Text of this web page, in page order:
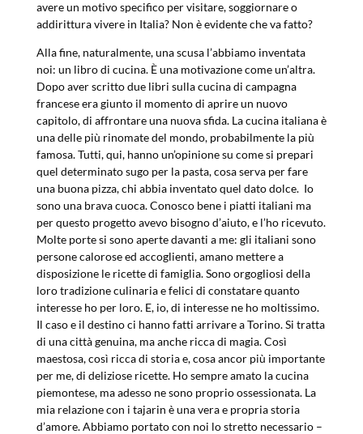
avere un motivo specifico per visitare, soggiornare o
addirittura vivere in Italia? Non è evidente che va fatto?
Alla fine, naturalmente, una scusa l’abbiamo inventata
noi: un libro di cucina. È una motivazione come un’altra.
Dopo aver scritto due libri sulla cucina di campagna
francese era giunto il momento di aprire un nuovo
capitolo, di affrontare una nuova sfida. La cucina italiana è
una delle più rinomate del mondo, probabilmente la più
famosa. Tutti, qui, hanno un’opinione su come si prepari
quel determinato sugo per la pasta, cosa serva per fare
una buona pizza, chi abbia inventato quel dato dolce. Io
sono una brava cuoca. Conosco bene i piatti italiani ma
per questo progetto avevo bisogno d’aiuto, e l’ho ricevuto.
Molte porte si sono aperte davanti a me: gli italiani sono
persone calorose ed accoglienti, amano mettere a
disposizione le ricette di famiglia. Sono orgogliosi della
loro tradizione culinaria e felici di constatare quanto
interesse ho per loro. E, io, di interesse ne ho moltissimo.
Il caso e il destino ci hanno fatti arrivare a Torino. Si tratta
di una città genuina, ma anche ricca di magia. Così
maestosa, così ricca di storia e, cosa ancor più importante
per me, di deliziose ricette. Ho sempre amato la cucina
piemontese, ma adesso ne sono proprio ossessionata. La
mia relazione con i tajarin è una vera e propria storia
d’amore. Abbiamo portato con noi lo stretto necessario –